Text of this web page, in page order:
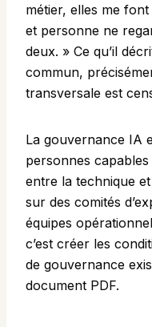
métier, elles me
et personne ne
deux. » Ce qu’il
commun,
transversale est
La gouvernance IA
personnes
entre la technique
sur des comités
équipes
c’est créer les
de gouvernance
document PDF.